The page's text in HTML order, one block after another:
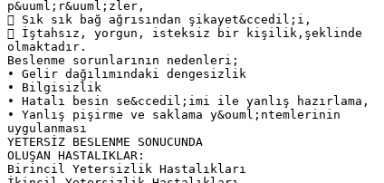
p&uuml;r&uuml;zler,
 Sık sık bağ ağrısından şikayet&ccedil;i,
 İştahsız, yorgun, isteksiz bir kişilik,şeklinde
olmaktadır.
Beslenme sorunlarının nedenleri;
• Gelir dağılımındaki dengesizlik
• Bilgisizlik
• Hatalı besin se&ccedil;imi ile yanlış hazırlama,
• Yanlış pişirme ve saklama y&ouml;ntemlerinin
uygulanması
YETERSİZ BESLENME SONUCUNDA
OLUŞAN HASTALIKLAR:
Birincil Yetersizlik Hastalıkları